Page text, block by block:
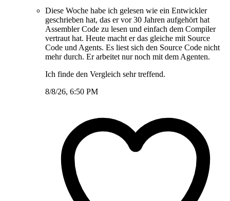
Diese Woche habe ich gelesen wie ein Entwickler
geschrieben hat, das er vor 30 Jahren aufgehört hat
Assembler Code zu lesen und einfach dem Compiler
vertraut hat. Heute macht er das gleiche mit Source
Code und Agents. Es liest sich den Source Code nicht
mehr durch. Er arbeitet nur noch mit dem Agenten.
Ich finde den Vergleich sehr treffend.
8/8/26, 6:50 PM